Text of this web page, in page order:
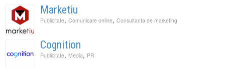
Marketiu
Publicitate, Comunicare online, Consultanta de marketing
Cognition
Publicitate, Media, PR